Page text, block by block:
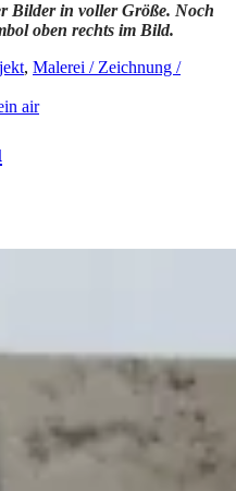
Bilder in voller Größe. Noch
oben rechts im Bild.
, Malerei / Zeichnung /
air